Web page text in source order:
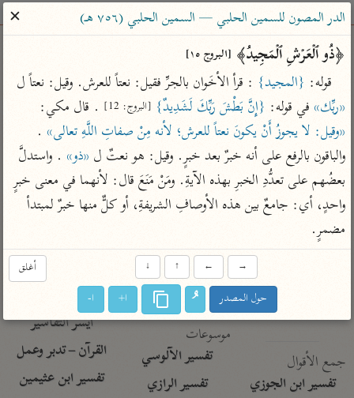
ساهم معنا في نشر القرآن والعلم الشرعي
الباحث القرآني
بحث تفسير علوم مصاحف معاجم
Type 2 or more characters for results.
Type 1 or more
characters for results.
أمّهات
تفسير الطبري
تفسير ابن كثير
تفسير البغوي
جمع الأقوال
تفسير ابن الجوزي
عامّة
فتح القدير للشوكاني
تفسير ابن جزي
موسوعات
تفسير الآلوسي
تفسير الرازي
معاصرة
المختصر في
تفسير السعدي
أيسر التفاسير
القرآن – تدبر وعمل
تفسير ابن عثيمين
الدر المصون للسمين الحلبي — السمين الحلبي (٧٥٦ هـ)
✕
﴿ذُو ٱلۡعَرۡشِ ٱلۡمَجِیدُ﴾ [البروج ١٥]
قوله: {المجيد} : قرأ الأخَوان بالجرِّ فقيل: نعتاً للعرش. وقيل: نعتاً ل
«ربِّك» في قوله: {إِنَّ بَطْشَ رَبِّكَ لَشَدِيدٌ} [البروج: 12]
. قال مكي:
«وقيل: لا يجوزُ أَنْ يكونَ نعتاً للعرش؛ لأنه مِنْ صفاتِ اللَّهِ تعالى»
والباقون بالرفع على أنه خبرٌ بعد خبرٍ. وقيل: هو نعتٌ ل «ذو»
بعضُهم على تعدُّدِ الخبرِ بهذه الآيةِ. ومَنْ مَنَعَ قال: لأنهما في معنى خبرٍ
مضمرٍ.
أغلق →
←
↑
↓
حول المصدر ا+ ا-